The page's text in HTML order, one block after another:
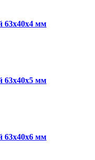
63х40х4 мм
63х40х5 мм
63х40х6 мм